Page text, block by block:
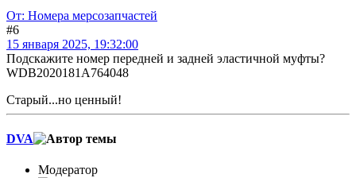
От: Номера мерсозапчастей
#6
15 января 2025, 19:32:00
Подскажите номер передней и задней эластичной муфты?
WDB2020181A764048
Старый...но ценный!
DVA
Модератор